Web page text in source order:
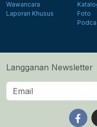
Wawancara
Laporan Khusus
Foto
Langganan Newsletter